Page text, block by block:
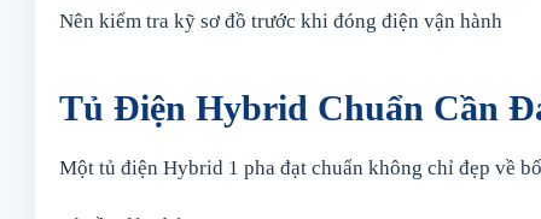
Nên kiểm tra kỹ sơ đồ trước khi đóng điện vận hành
Tủ Điện Hybrid Chuẩn Cần
Một tủ điện Hybrid 1 pha đạt chuẩn không chỉ đẹp về